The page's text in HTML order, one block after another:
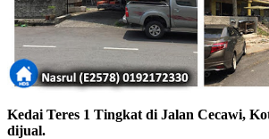
Kedai Teres 1 Tingkat di Jalan Cecawi,
dijual.